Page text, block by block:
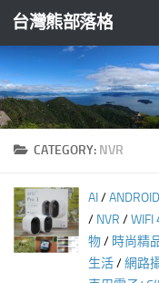
Skip to content
台灣熊部落格
CATEGORY: NVR
AI/ANDROID
/ NVR /WIFI
物/ 時尚精
生活/網路